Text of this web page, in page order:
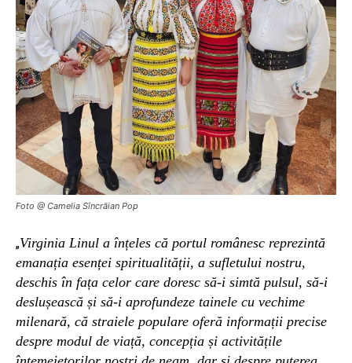
Foto @ Camelia Sîncrăian Pop
„Virginia Linul a înțeles că portul românesc reprezintă
emanația esenței spiritualității, a sufletului nostru,
deschis în fața celor care doresc să-i simtă pulsul, să-i
deslușească și să-i aprofundeze tainele cu vechime
milenară, că straiele populare oferă informații precise
despre modul de viață, concepția și activitățile